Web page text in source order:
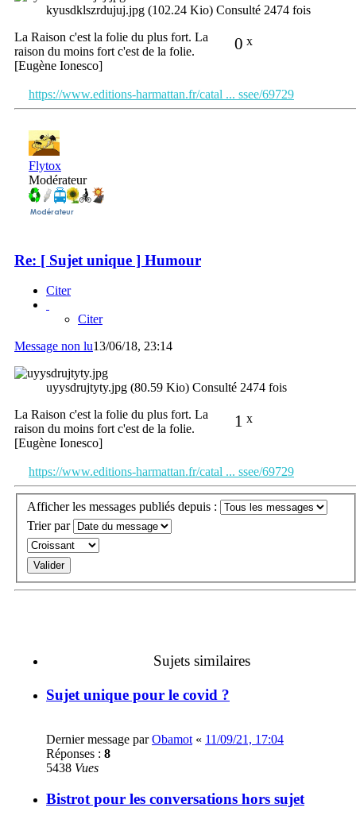
kyusdklszrdujuj.jpg (102.24 Kio) Consulté 2474 fois
0 x
La Raison c'est la folie du plus fort. La
raison du moins fort c'est de la folie.
[Eugène Ionesco]
https://www.editions-harmattan.fr/catal ... ssee/69729
Flytox
Modérateur
Re: [ Sujet unique ] Humour
Citer
Citer
Message non lu13/06/18, 23:14
uyysdrujtyty.jpg (80.59 Kio) Consulté 2474 fois
1 x
La Raison c'est la folie du plus fort. La
raison du moins fort c'est de la folie.
[Eugène Ionesco]
https://www.editions-harmattan.fr/catal ... ssee/69729
Afficher les messages publiés depuis :
Trier par
Sujets similaires
Sujet unique pour le covid ?
Dernier message parObamot « 11/09/21, 17:04
Réponses : 8
5438 Vues
Bistrot pour les conversations hors sujet